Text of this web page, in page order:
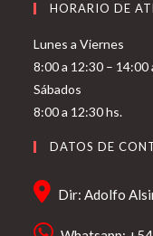
HORARIO DE
Lunes a Viernes
8:00 a 12:30 – 14:00
Sábados
8:00 a 12:30 hs.
DATOS DE
Dir: Adolfo